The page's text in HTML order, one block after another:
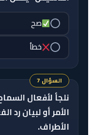
صح
خطأ
السؤال 7
نلجأ لأفعال
الأمر أو لبيان رد
الأطراف.